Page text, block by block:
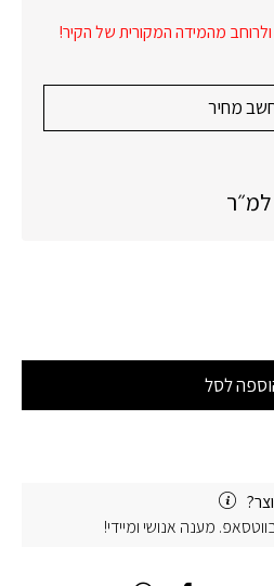
מחיר
למ״ר
לסל
מענה אנושי ומיידי!